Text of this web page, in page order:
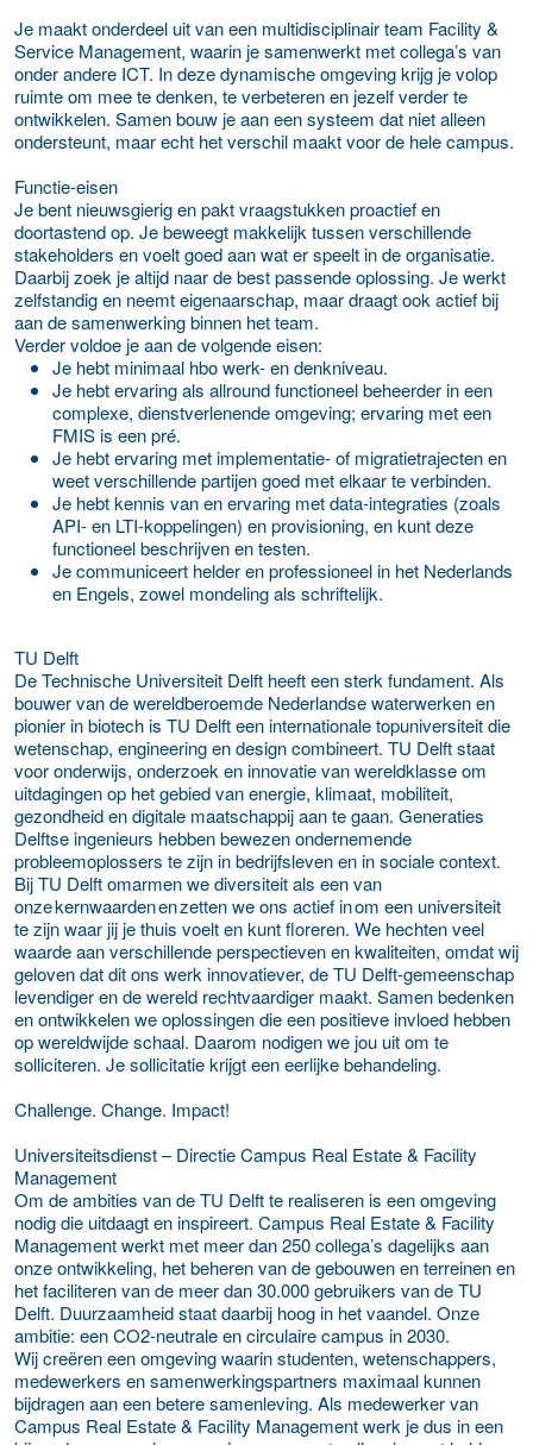
Je maakt onderdeel uit van een multidisciplinair team Facility &
Service Management, waarin je samenwerkt met collega’s van
onder andere ICT. In deze dynamische omgeving krijg je volop
ruimte om mee te denken, te verbeteren en jezelf verder te
ontwikkelen. Samen bouw je aan een systeem dat niet alleen
ondersteunt, maar echt het verschil maakt voor de hele campus.
Functie-eisen
Je bent nieuwsgierig en pakt vraagstukken proactief en
doortastend op. Je beweegt makkelijk tussen verschillende
stakeholders en voelt goed aan wat er speelt in de organisatie.
Daarbij zoek je altijd naar de best passende oplossing. Je werkt
zelfstandig en neemt eigenaarschap, maar draagt ook actief bij
aan de samenwerking binnen het team.
Verder voldoe je aan de volgende eisen:
Je hebt minimaal hbo werk- en denkniveau.
Je hebt ervaring als allround functioneel beheerder in een
complexe, dienstverlenende omgeving; ervaring met een
FMIS is een pré.
Je hebt ervaring met implementatie- of migratietrajecten en
weet verschillende partijen goed met elkaar te verbinden.
Je hebt kennis van en ervaring met data-integraties (zoals
API- en LTI-koppelingen) en provisioning, en kunt deze
functioneel beschrijven en testen.
Je communiceert helder en professioneel in het Nederlands
en Engels, zowel mondeling als schriftelijk.
TU Delft
De Technische Universiteit Delft heeft een sterk fundament. Als
bouwer van de wereldberoemde Nederlandse waterwerken en
pionier in biotech is TU Delft een internationale topuniversiteit die
wetenschap, engineering en design combineert. TU Delft staat
voor onderwijs, onderzoek en innovatie van wereldklasse om
uitdagingen op het gebied van energie, klimaat, mobiliteit,
gezondheid en digitale maatschappij aan te gaan. Generaties
Delftse ingenieurs hebben bewezen ondernemende
probleemoplossers te zijn in bedrijfsleven en in sociale context.
Bij TU Delft omarmen we diversiteit als een van
onze kernwaarden en zetten we ons actief in om een universiteit
te zijn waar jij je thuis voelt en kunt floreren. We hechten veel
waarde aan verschillende perspectieven en kwaliteiten, omdat wij
geloven dat dit ons werk innovatiever, de TU Delft-gemeenschap
levendiger en de wereld rechtvaardiger maakt. Samen bedenken
en ontwikkelen we oplossingen die een positieve invloed hebben
op wereldwijde schaal. Daarom nodigen we jou uit om te
solliciteren. Je sollicitatie krijgt een eerlijke behandeling.
Challenge. Change. Impact!
Universiteitsdienst – Directie Campus Real Estate & Facility
Management
Om de ambities van de TU Delft te realiseren is een omgeving
nodig die uitdaagt en inspireert. Campus Real Estate & Facility
Management werkt met meer dan 250 collega’s dagelijks aan
onze ontwikkeling, het beheren van de gebouwen en terreinen en
het faciliteren van de meer dan 30.000 gebruikers van de TU
Delft. Duurzaamheid staat daarbij hoog in het vaandel. Onze
ambitie: een CO2-neutrale en circulaire campus in 2030.
Wij creëren een omgeving waarin studenten, wetenschappers,
medewerkers en samenwerkingspartners maximaal kunnen
bijdragen aan een betere samenleving. Als medewerker van
Campus Real Estate & Facility Management werk je dus in een